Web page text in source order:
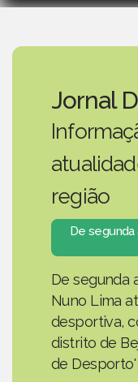
Jornal
região
De segunda
De segunda
Nuno Lima
desportiva,
distrito de
de Desporto'